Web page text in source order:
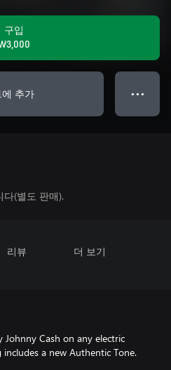
구입
추가 ● ● ●
(별도 판매).
리뷰 더 보기
Johnny Cash on any electric
a new Authentic Tone.